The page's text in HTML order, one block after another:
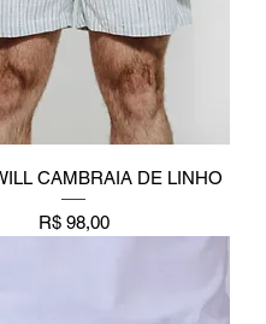
CAMBRAIA DE LINHO
Preço
R$ 98,00